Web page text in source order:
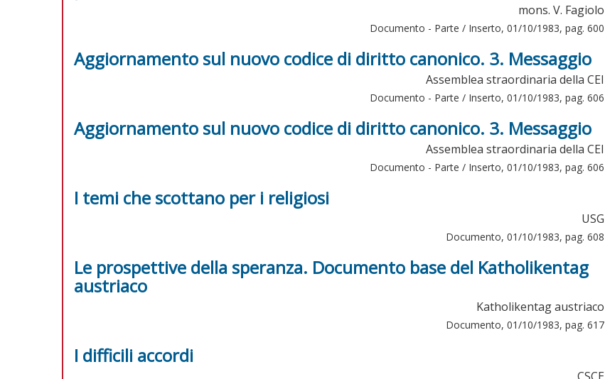
mons. V. Fagiolo
Documento - Parte / Inserto, 01/10/1983, pag. 600
Aggiornamento sul nuovo codice di diritto canonico. 3. Messaggio
Assemblea straordinaria della CEI
Documento - Parte / Inserto, 01/10/1983, pag. 606
Aggiornamento sul nuovo codice di diritto canonico. 3. Messaggio
Assemblea straordinaria della CEI
Documento - Parte / Inserto, 01/10/1983, pag. 606
I temi che scottano per i religiosi
USG
Documento, 01/10/1983, pag. 608
Le prospettive della speranza. Documento base del Katholikentag
austriaco
Katholikentag austriaco
Documento, 01/10/1983, pag. 617
I difficili accordi